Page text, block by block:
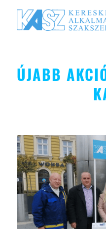
ÚJABB